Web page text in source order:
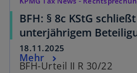
BFH: § 8c KStG
unterjährigem
18.11.2025
BFH-Urteil II R 30/22
Mehr